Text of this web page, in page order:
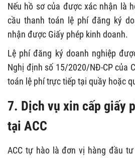
Nếu hồ sơ của được xác nhận là
cầu thanh toán lệ phí đăng ký
nhận được Giấy phép kinh doanh.
Lệ phí đăng ký doanh nghiệp
Nghị định số 15/2020/NĐ-CP của
toán lệ phí trực tiếp tại quầy hoặc
7. Dịch vụ xin cấp giấy
tại ACC
ACC tự hào là đơn vị hàng đầu